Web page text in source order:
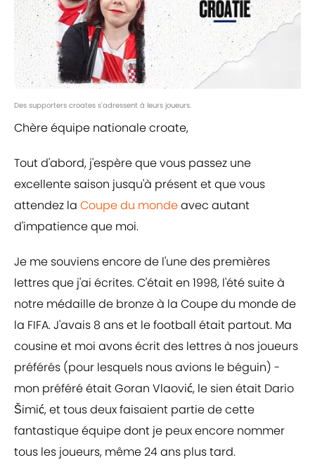
Des supporters croates s'adressent à leurs joueurs.
Chère équipe nationale croate,
Tout d'abord, j'espère que vous passez une
excellente saison jusqu'à présent et que vous
attendez la Coupe du mondeavec autant
d'impatience que moi.
Je me souviens encore de l'une des premières
lettres que j'ai écrites. C'était en 1998, l'été suite à
notre médaille de bronze à la Coupe du monde de
la FIFA. J'avais 8 ans et le football était partout. Ma
cousine et moi avons écrit des lettres à nos joueurs
préférés (pour lesquels nous avions le béguin) -
mon préféré était Goran Vlaović, le sien était Dario
Šimić, et tous deux faisaient partie de cette
fantastique équipe dont je peux encore nommer
tous les joueurs, même 24 ans plus tard.